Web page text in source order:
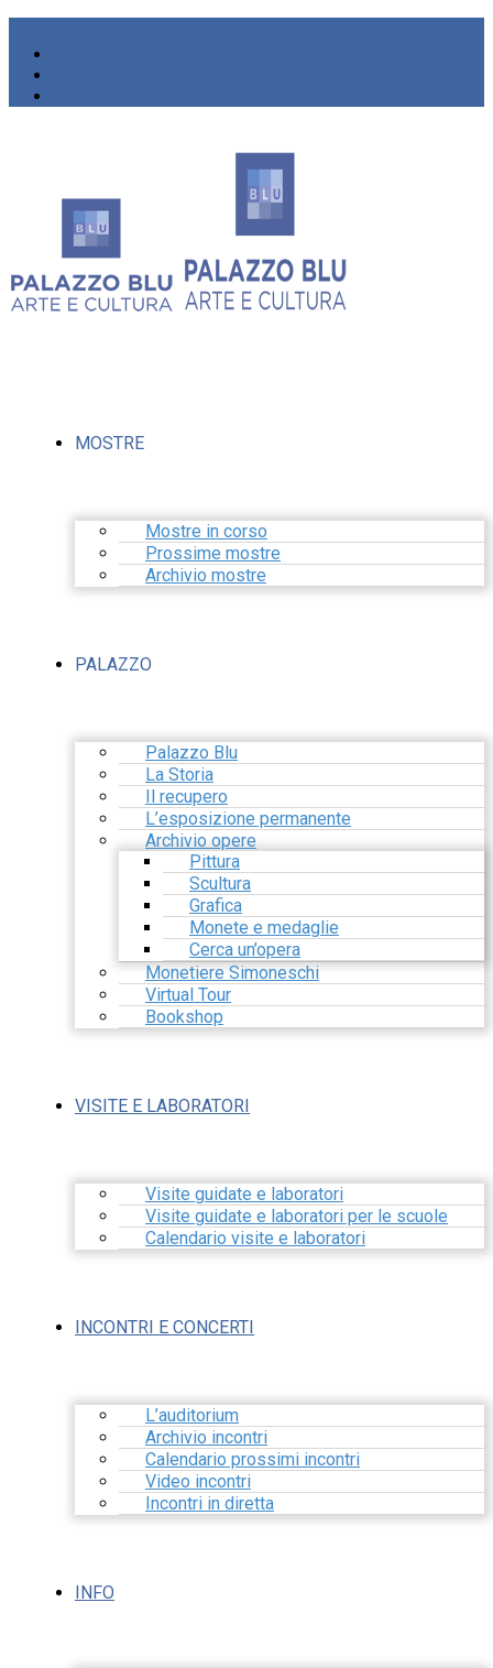
MOSTRE
Mostre in corso
Prossime mostre
Archivio mostre
PALAZZO
Palazzo Blu
La Storia
Il recupero
L’esposizione permanente
Archivio opere
Pittura
Scultura
Grafica
Monete e medaglie
Cerca un’opera
Monetiere Simoneschi
Virtual Tour
Bookshop
VISITE E LABORATORI
Visite guidate e laboratori
Visite guidate e laboratori per le scuole
Calendario visite e laboratori
INCONTRI E CONCERTI
L’auditorium
Archivio incontri
Calendario prossimi incontri
Video incontri
Incontri in diretta
INFO